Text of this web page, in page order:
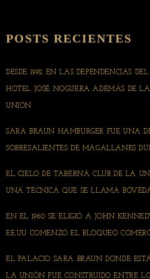
POSTS RECIENTES
DESDE 1992 EN LAS DEPENDENCIAS
HOTEL JOSÉ NOGUERA ADEMÁS DE
UNIÓN
SARA BRAUN HAMBURGER FUE UNA
SOBRESALIENTES DE MAGALLANES
EL CIELO DE TABERNA CLUB DE LA
UNA TÉCNICA QUE SE LLAMA
EN EL 1960 SE ELIGIÓ A JOHN
EE.UU COMENZÓ EL BLOQUEO
EL PALACIO SARA BRAUN DONDE
LA UNIÓN FUE CONSTRUIDO ENTRE